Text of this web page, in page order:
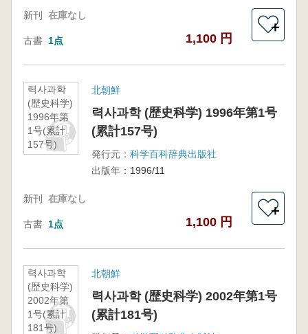
新刊 在庫なし
古書 1点 1,100 円
＋
력사과학
(歴史科学)
1996年第
1号(累計
157号)
北朝鮮
력사과학 (歴史科学) 1996年第1号
(累計157号)
発行元： 科学百科辞典出版社
出版年： 1996/11
新刊 在庫なし
古書 1点 1,100 円
＋
력사과학
(歴史科学)
2002年第
1号(累計
181号)
北朝鮮
력사과학 (歴史科学) 2002年第1号
(累計181号)